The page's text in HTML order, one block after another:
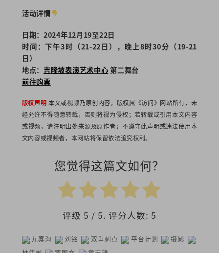
活动详情
日期：2024年12月19至22日
时间：下午3时（21-22日），晚上8时30分（19-21
日）
地点： 吉隆坡表演艺术中心第二舞台
前往购票
版权声明 本文或视频乃原创内容，版权属《访问》网站所有，未
经允许不得随意转载，否则将视为侵权；若转载或引用本文内容
或视频，请注明出处来源及原作者；不遵守此声明或违法使用本
文内容或视频者，本网站将保留依法追究权利。
您觉得这篇文如何？
评级 5 / 5. 评分人数: 5
九寨沟 刘铭 双重刺点 平台计划
摄影